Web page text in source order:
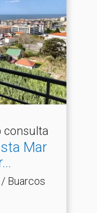
consulta
Mar
Buarcos